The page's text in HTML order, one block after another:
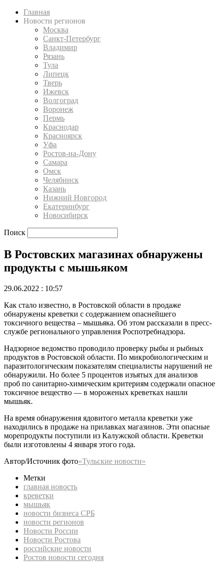
Главная
Новости регионов
Москва
Санкт-Петербург
Владимир
Рязань
Тула
Липецк
Тверь
Ижевск
Волгоград
Воронеж
Пермь
Краснодар
Красноярск
Уфа
Ростов-на-Дону
Самара
Омск
Челябинск
Казань
Нижний Новгород
Екатеринбург
Новосибирск
Поиск
В Ростовских магазинах обнаружены
продукты с мышьяком
29.06.2022 : 10:57
Как стало известно, в Ростовской области в продаже
обнаружены креветки с содержанием опаснейшего
токсичного вещества – мышьяка. Об этом рассказали в пресс-
службе регионального управления Роспотребнадзора.
Надзорное ведомство проводило проверку рыбы и рыбных
продуктов в Ростовской области. По микробиологическим и
паразитологическим показателям специалисты нарушений не
обнаружили. Но более 5 процентов изъятых для анализов
проб по санитарно-химическим критериям содержали опасное
токсичное вещество — в мороженых креветках нашли
мышьяк.
На время обнаружения ядовитого металла креветки уже
находились в продаже на прилавках магазинов. Эти опасные
морепродукты поступили из Калужской области. Креветки
были изготовлены 4 января этого года.
Автор/Источник фото«Тульские новости»
Метки
главная новость
креветки
мышьяк
новости бизнеса СРБ
новости регионов
Новости России
Новости Ростова
российские новости
Ростов новости сегодня